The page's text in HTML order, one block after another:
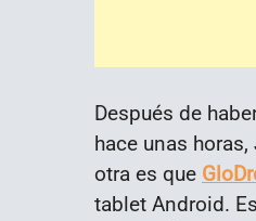
Después de
hace unas
otra es que
tablet Android.